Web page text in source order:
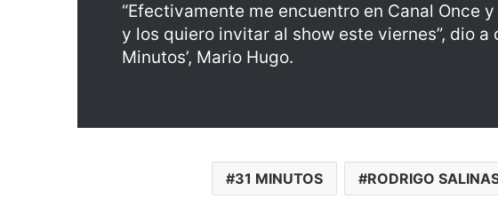
“Efectivamente me encuentro en Canal Once
y los quiero invitar al show este viernes”, dio a
Minutos’, Mario Hugo.
31 MINUTOS RODRIGO